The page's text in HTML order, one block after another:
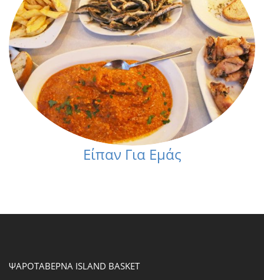
Είπαν Για Εμάς
ΨΑΡΟΤΑΒΕΡΝΑ ISLAND BASKET